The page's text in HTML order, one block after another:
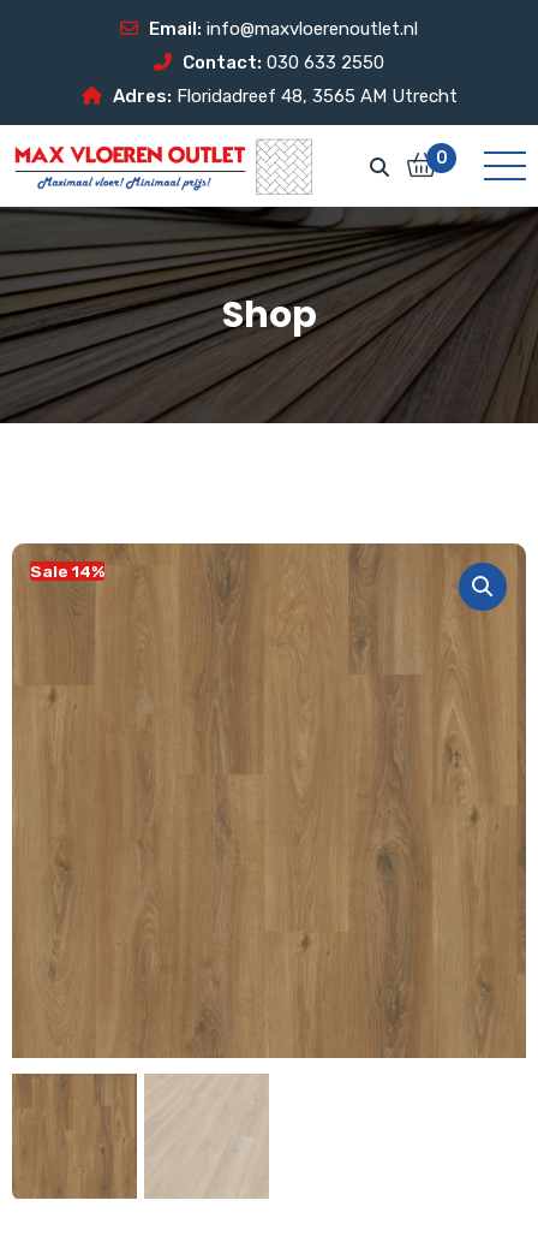
Email: info@maxvloerenoutlet.nl
Contact: 030 633 2550
Adres: Floridadreef 48, 3565 AM Utrecht
0
Shop
Sale 14%